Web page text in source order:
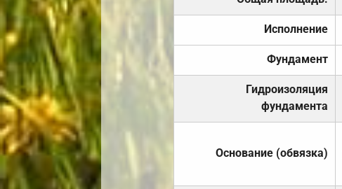
Исполнение
Фундамент
Гидроизоляция
фундамента
Основание (обвязка)